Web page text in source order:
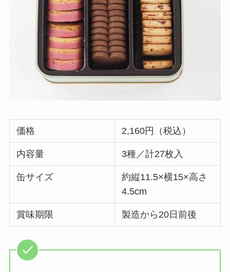
価格 2,160円（税込）
内容量 3種／計27枚入
缶サイズ
約縦11.5×横15×高さ
4.5cm
賞味期限 製造から20日前後